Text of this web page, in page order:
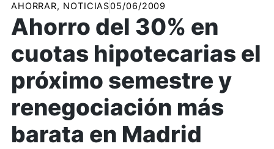
AHORRAR, NOTICIAS05/06/2009
Ahorro del 30% en
cuotas hipotecarias el
próximo semestre y
renegociación más
barata en Madrid